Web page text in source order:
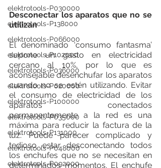
elektrotools-P030000
elektrotools-P138000
elektrotools-P066000
elektrotools-P102000
elektrotools-P036000
elektrotools-P020000
elektrotools-P100000
elektrotools-P035000
elektrotools-P131000
elektrotools-P048000
elektrotools-P092000
Desconectar los aparatos que no se
utilizan
El denominado ‘consumo fantasma’
supone un gasto en electricidad
cercano al 10%, por lo que es
aconsejable desenchufar los aparatos
cuando no se estén utilizando. Evitar
el consumo de electricidad de los
aparatos conectados
permanentemente a la red es una
máxima para reducir la factura de la
luz. Puede parecer complicado y
tedioso estar desconectando todos
los enchufes que no se necesitan en